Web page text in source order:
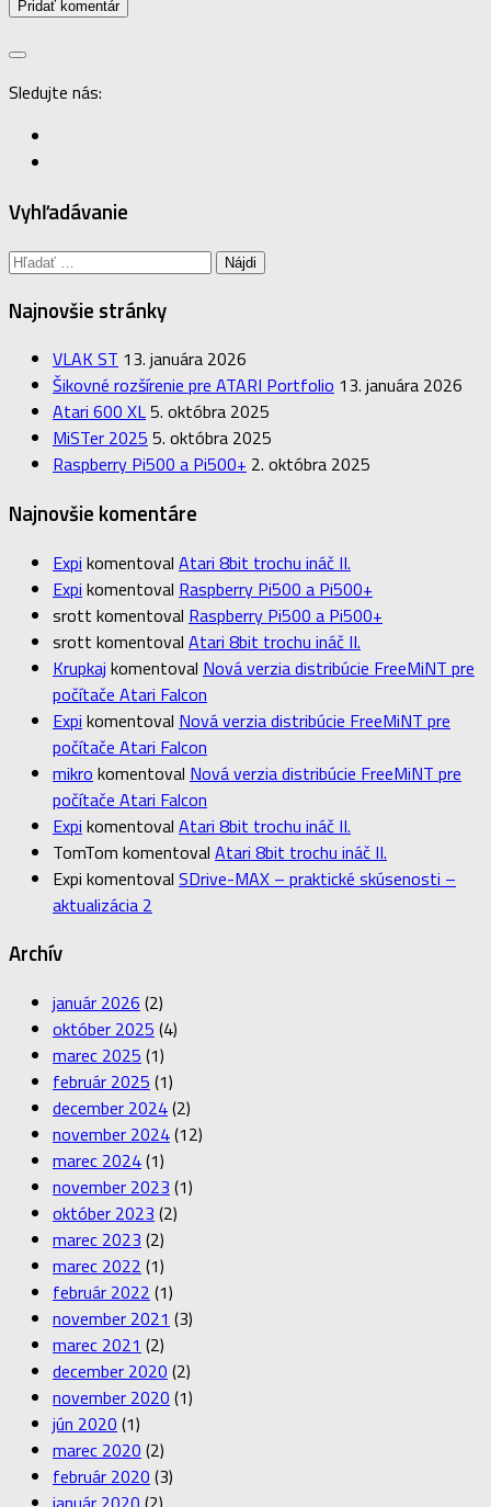
Sledujte nás:
Vyhľadávanie
Hľadať:
Najnovšie stránky
VLAK ST 13. januára 2026
Šikovné rozšírenie pre ATARI Portfolio 13. januára 2026
Atari 600 XL5. októbra 2025
MiSTer 2025 5. októbra 2025
Raspberry Pi500 a Pi500+ 2. októbra 2025
Najnovšie komentáre
Expi komentoval Atari 8bit trochu ináč II.
Expi komentoval Raspberry Pi500 a Pi500+
srott komentoval Raspberry Pi500 a Pi500+
srott komentoval Atari 8bit trochu ináč II.
Krupkaj komentoval Nová verzia distribúcie FreeMiNT pre
počítače Atari Falcon
Expi komentoval Nová verzia distribúcie FreeMiNT pre
počítače Atari Falcon
mikro komentoval Nová verzia distribúcie FreeMiNT pre
počítače Atari Falcon
Expi komentoval Atari 8bit trochu ináč II.
TomTom komentoval Atari 8bit trochu ináč II.
Expi komentoval SDrive-MAX – praktické skúsenosti –
aktualizácia 2
Archív
január 2026 (2)
október 2025 (4)
marec 2025 (1)
február 2025 (1)
december 2024(2)
november 2024(12)
marec 2024(1)
november 2023 (1)
október 2023 (2)
marec 2023 (2)
marec 2022 (1)
február 2022 (1)
november 2021 (3)
marec 2021 (2)
december 2020 (2)
november 2020 (1)
jún 2020 (1)
marec 2020 (2)
február 2020 (3)